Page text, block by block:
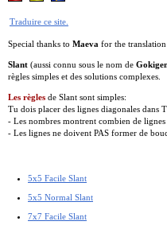
Traduire ce site.
Special thanks to Maeva for the translation
Slant (aussi connu sous le nom de
règles simples et des solutions complexes.
Les règles de Slant sont simples:
Tu dois placer des lignes diagonales dans
- Les nombres montrent combien de
- Les lignes ne doivent PAS former de
5x5 Facile Slant
5x5 Normal Slant
7x7 Facile Slant